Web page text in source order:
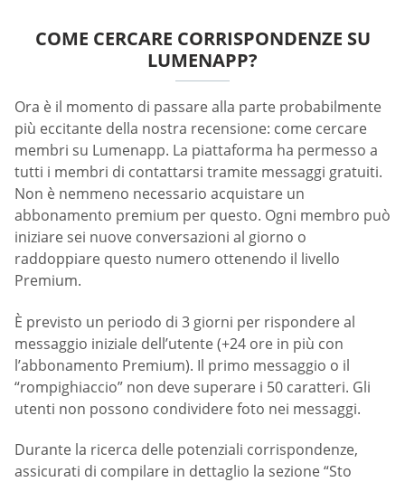
COME CERCARE CORRISPONDENZE SU
LUMENAPP?
Ora è il momento di passare alla parte probabilmente
più eccitante della nostra recensione: come cercare
membri su Lumenapp. La piattaforma ha permesso a
tutti i membri di contattarsi tramite messaggi gratuiti.
Non è nemmeno necessario acquistare un
abbonamento premium per questo. Ogni membro può
iniziare sei nuove conversazioni al giorno o
raddoppiare questo numero ottenendo il livello
Premium.
È previsto un periodo di 3 giorni per rispondere al
messaggio iniziale dell’utente (+24 ore in più con
l’abbonamento Premium). Il primo messaggio o il
“rompighiaccio” non deve superare i 50 caratteri. Gli
utenti non possono condividere foto nei messaggi.
Durante la ricerca delle potenziali corrispondenze,
assicurati di compilare in dettaglio la sezione “Sto